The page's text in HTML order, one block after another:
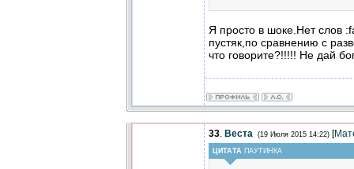
Я просто в шоке.Нет слов
пустяк,по сравнению с
что говорите?!!!!! Не дай
33. Веста (19 Июля 2015 14:22) [
ЦИТАТА ПАУТИНКА